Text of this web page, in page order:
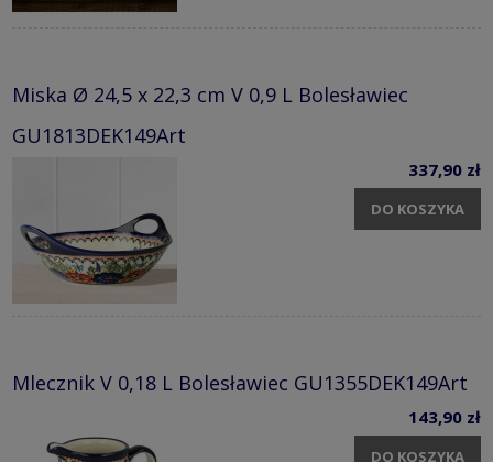
Miska Ø 24,5 x 22,3 cm V 0,9 L Bolesławiec
GU1813DEK149Art
337,90 zł
DO KOSZYKA
Mlecznik V 0,18 L Bolesławiec GU1355DEK149Art
143,90 zł
DO KOSZYKA